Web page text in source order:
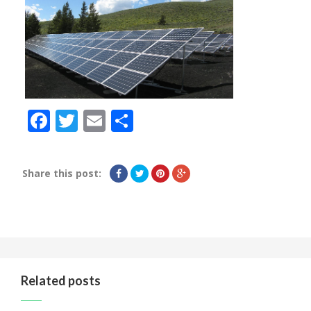
Facebook
Twitter
EmailDelen
Share this post:
Related posts